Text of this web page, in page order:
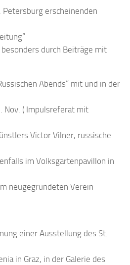
erscheinenden
durch Beiträge mit
Abends“ mit und in der
Nov. ( Impulsreferat mit
Victor Vilner, russische
im Volksgartenpavillon in
neugegründeten Verein
einer Ausstellung des St.
in Graz, in der Galerie des